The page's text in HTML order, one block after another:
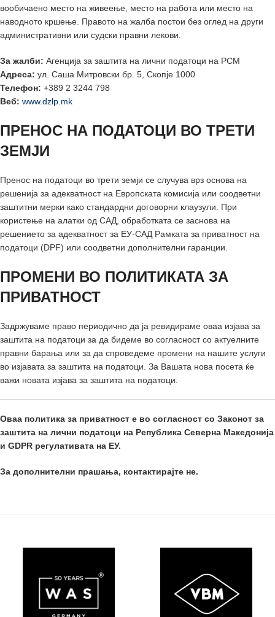
вообичаено место на живеење, место на работа или место на
наводното кршење. Правото на жалба постои без оглед на други
административни или судски правни лекови.
За жалби: Агенција за заштита на лични податоци на РСМ
Адреса: ул. Саша Митровски бр. 5, Скопје 1000
Телефон: +389 2 3244 798
Веб: www.dzlp.mk
ПРЕНОС НА ПОДАТОЦИ ВО ТРЕТИ
ЗЕМЈИ
Пренос на податоци во трети земји се случува врз основа на
решенија за адекватност на Европската комисија или соодветни
заштитни мерки како стандардни договорни клаузули. При
користење на алатки од САД, обработката се заснова на
решението за адекватност за ЕУ-САД Рамката за приватност на
податоци (DPF) или соодветни дополнителни гаранции.
ПРОМЕНИ ВО ПОЛИТИКАТА ЗА
ПРИВАТНОСТ
Задржуваме право периодично да ја ревидираме оваа изјава за
заштита на податоци за да бидеме во согласност со актуелните
правни барања или за да спроведеме промени на нашите услуги
во изјавата за заштита на податоци. За Вашата нова посета ќе
важи новата изјава за заштита на податоци.
Оваа политика за приватност е во согласност со Законот за
заштита на лични податоци на Република Северна Македонија
и GDPR регулативата на ЕУ.
За дополнителни прашања, контактирајте не.